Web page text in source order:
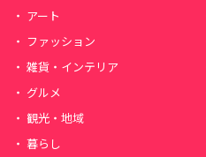
アート
ファッション
雑貨・インテリア
グルメ
観光・地域
暮らし